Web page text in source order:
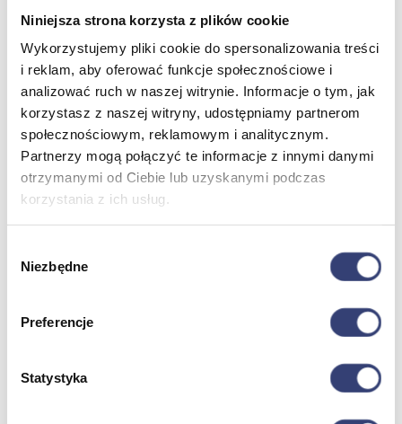
Niniejsza strona korzysta z plików cookie
Wykorzystujemy pliki cookie do spersonalizowania treści
i reklam, aby oferować funkcje społecznościowe i
analizować ruch w naszej witrynie. Informacje o tym, jak
korzystasz z naszej witryny, udostępniamy partnerom
społecznościowym, reklamowym i analitycznym.
Partnerzy mogą połączyć te informacje z innymi danymi
otrzymanymi od Ciebie lub uzyskanymi podczas
korzystania z ich usług.
zgody
Niezbędne
Preferencje
Statystyka
Wróć
Pulsoksymetry
Ciśnieniomierze
Instrumenty diagnostyczne
Artykuły Przeciwodleżynowe
Stetoskopy
Termometry
Zobacz wszystko
Pielęgnacja mebli
Parawany